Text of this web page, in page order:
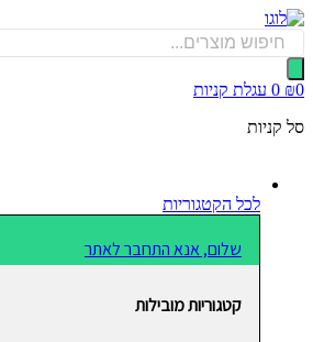
0 עגלת קניות
לכל הקטגוריות
שלום, אנא התחבר לאתר
קטגוריות מובילות